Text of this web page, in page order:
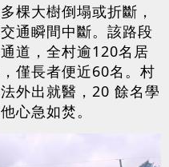
棵大樹倒塌或折斷，
通瞬間中斷。該路段
道，全村逾120名居
僅長者便近60名。村
外出就醫，20 餘名學
心急如焚。